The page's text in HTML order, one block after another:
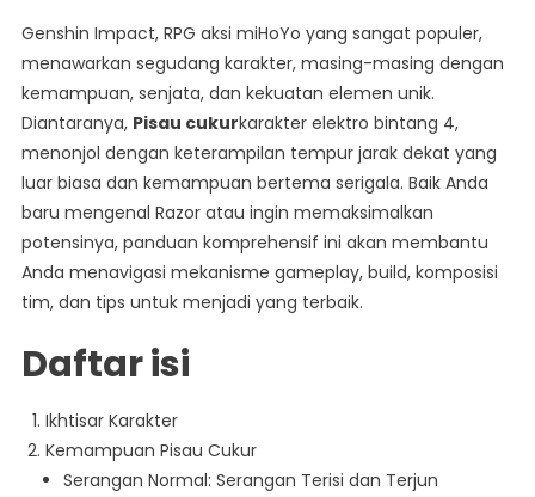
Genshin Impact, RPG aksi miHoYo yang sangat populer,
menawarkan segudang karakter, masing-masing dengan
kemampuan, senjata, dan kekuatan elemen unik.
Diantaranya, Pisau cukurkarakter elektro bintang 4,
menonjol dengan keterampilan tempur jarak dekat yang
luar biasa dan kemampuan bertema serigala. Baik Anda
baru mengenal Razor atau ingin memaksimalkan
potensinya, panduan komprehensif ini akan membantu
Anda menavigasi mekanisme gameplay, build, komposisi
tim, dan tips untuk menjadi yang terbaik.
Daftar isi
Ikhtisar Karakter
Kemampuan Pisau Cukur
Serangan Normal: Serangan Terisi dan Terjun